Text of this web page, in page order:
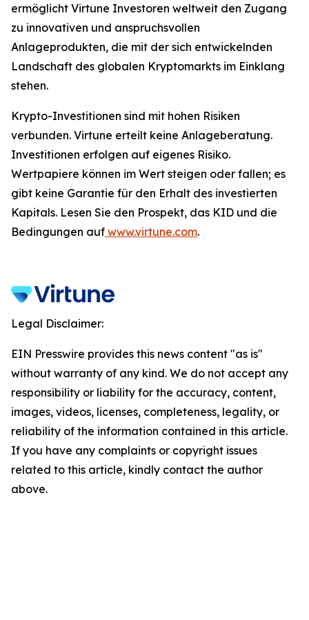
ermöglicht Virtune Investoren weltweit den Zugang
zu innovativen und anspruchsvollen
Anlageprodukten, die mit der sich entwickelnden
Landschaft des globalen Kryptomarkts im Einklang
stehen.
Krypto-Investitionen sind mit hohen Risiken
verbunden. Virtune erteilt keine Anlageberatung.
Investitionen erfolgen auf eigenes Risiko.
Wertpapiere können im Wert steigen oder fallen; es
gibt keine Garantie für den Erhalt des investierten
Kapitals. Lesen Sie den Prospekt, das KID und die
Bedingungen auf www.virtune.com.
Legal Disclaimer:
EIN Presswire provides this news content "as is"
without warranty of any kind. We do not accept any
responsibility or liability for the accuracy, content,
images, videos, licenses, completeness, legality, or
reliability of the information contained in this article.
If you have any complaints or copyright issues
related to this article, kindly contact the author
above.